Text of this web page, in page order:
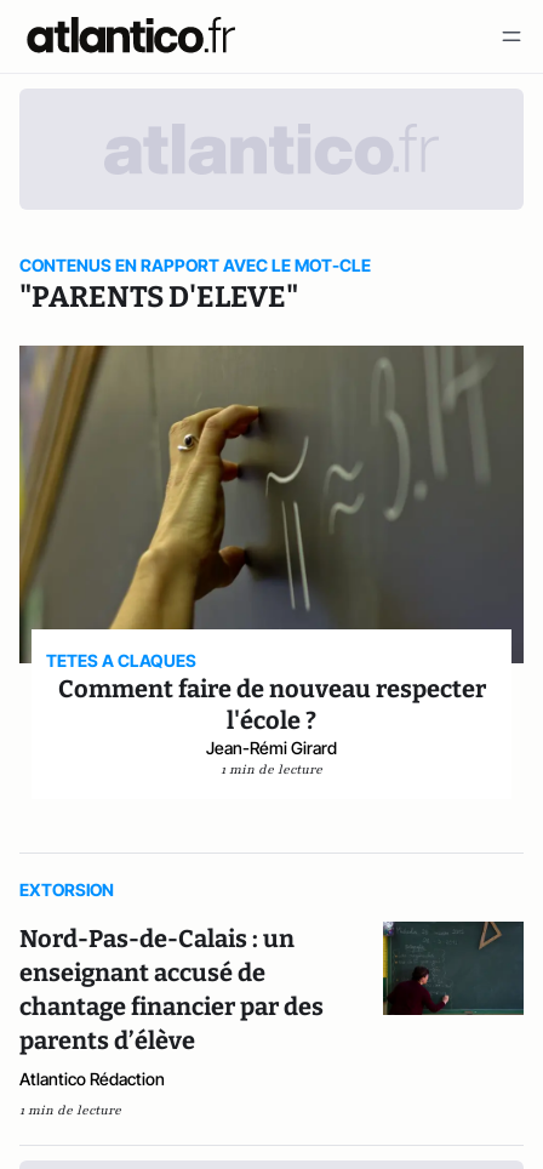
CONTENUS EN RAPPORT AVEC LE MOT-CLE
"PARENTS D'ELEVE"
TETES A CLAQUES
Comment faire de nouveau respecter
l'école ?
Jean-Rémi Girard
1 min de lecture
EXTORSION
Nord-Pas-de-Calais : un
enseignant accusé de
chantage financier par des
parents d’élève
Atlantico Rédaction
1 min de lecture